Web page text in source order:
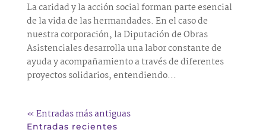
La caridad y la acción social forman parte esencial
de la vida de las hermandades. En el caso de
nuestra corporación, la Diputación de Obras
Asistenciales desarrolla una labor constante de
ayuda y acompañamiento a través de diferentes
proyectos solidarios, entendiendo...
« Entradas más antiguas
Entradas recientes